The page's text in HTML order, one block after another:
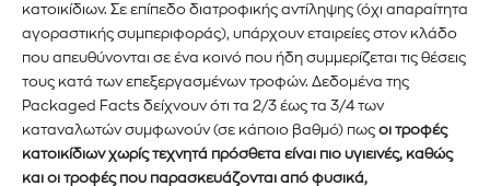
Για να εγγραφείτε, απλώς εισάγετε τη διεύθυνση email σας
στον ιστότοπό μας ή κάντε κλικ στο κουμπί εγγραφής
παρακάτω. Μην ανησυχείτε, σεβόμαστε την ιδιωτικότητά σας
και δεν θα σας στείλουμε ανεπιθύμητα μηνύματα. Οι
πληροφορίες σας είναι ασφαλείς μαζί μας.
κατοικίδιων. Σε επίπεδο διατροφικής αντίληψης (όχι απαραίτητα
αγοραστικής συμπεριφοράς), υπάρχουν εταιρείες στον κλάδο
που απευθύνονται σε ένα κοινό που ήδη συμμερίζεται τις θέσεις
τους κατά των επεξεργασμένων τροφών. Δεδομένα της
Packaged Facts δείχνουν ότι τα 2/3 έως τα 3/4 των
καταναλωτών συμφωνούν (σε κάποιο βαθμό) πως οι τροφές
κατοικίδιων χωρίς τεχνητά πρόσθετα είναι πιο υγιεινές, καθώς
και οι τροφές που παρασκευάζονται από φυσικά,